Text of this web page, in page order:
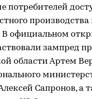
потребителей
В официальном
зампред
области Артем
Сапронов, а